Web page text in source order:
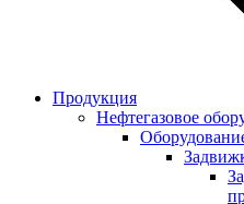
Продукция
Нефтегазовое